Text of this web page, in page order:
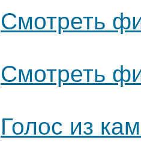
Смотреть
Смотреть
Голос из